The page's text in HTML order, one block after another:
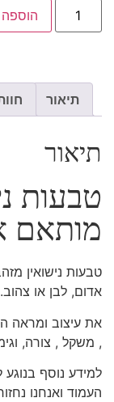
תיאור
תיאור
טבעות
מותאם
אדום, לבן או צהוב.
את עיצוב ומראה
, משקל , צורה,
למידע נוסף
העמוד ואנחנו